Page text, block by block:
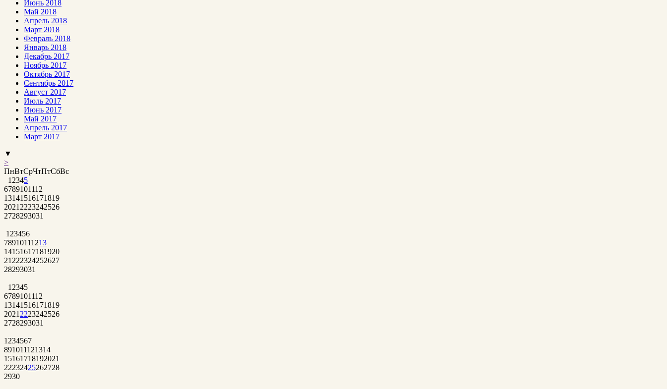
Июнь 2018
Май 2018
Апрель 2018
Март 2018
Февраль 2018
Январь 2018
Декабрь 2017
Ноябрь 2017
Октябрь 2017
Сентябрь 2017
Август 2017
Июль 2017
Июнь 2017
Май 2017
Апрель 2017
Март 2017
▼
>
ПнВтСрЧтПтСбВс
1 2345
6789101112
13141516171819
2021 2223242526
2728293031
1 23456
78910111213
14151617181920
21 222324252627
28293031
1 2345
6789101112
13141516171819
2021 2223242526
2728293031
1 234567
891011121314
15161718192021
22232425262728
2930